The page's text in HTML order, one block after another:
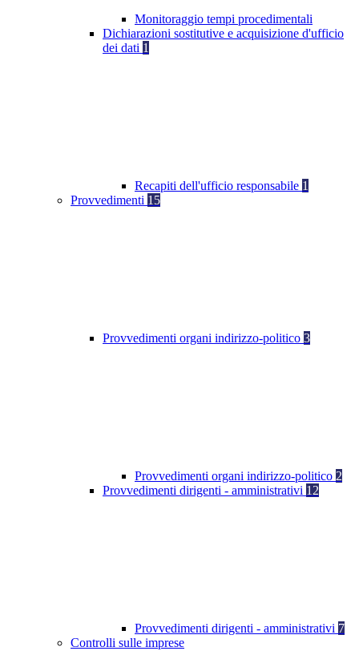
Monitoraggio tempi procedimentali
Dichiarazioni sostitutive e acquisizione d'ufficio
dei dati 1
Recapiti dell'ufficio responsabile 1
Provvedimenti 15
Provvedimenti organi indirizzo-politico 3
Provvedimenti organi indirizzo-politico 2
Provvedimenti dirigenti - amministrativi 12
Provvedimenti dirigenti - amministrativi 7
Controlli sulle imprese